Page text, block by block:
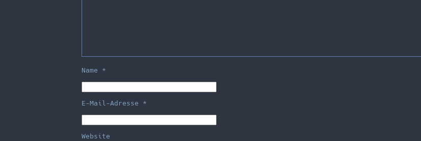
Name *
E-Mail-Adresse *
Website